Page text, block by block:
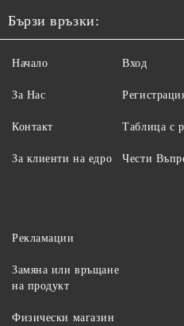
Бързи връзки:
Начало
За Нас
Контакт
За клиенти на едро
Вход
Таблица с
Чести
Рекламации
Замяна или връщане
на продукт
Физически магазин